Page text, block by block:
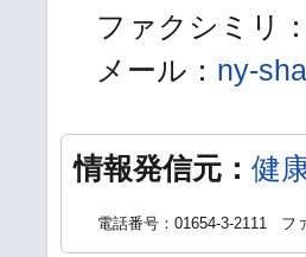
ファクシミリ
メール： ny-
情報発信元： 健
電話番号：01654-3-2111 フ